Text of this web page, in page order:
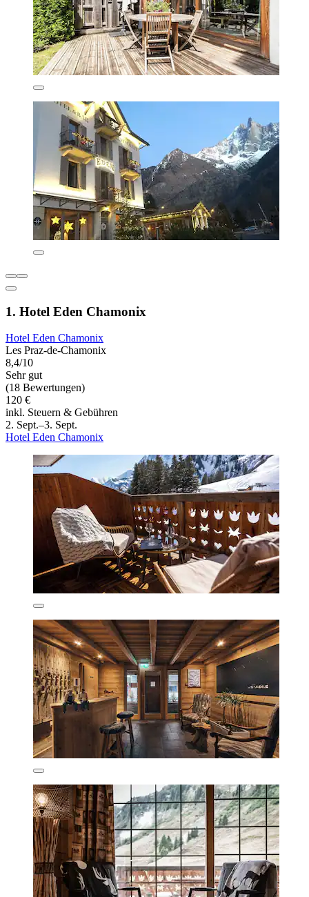
1. Hotel Eden Chamonix
Hotel Eden Chamonix
Les Praz-de-Chamonix
8,4/10
Sehr gut
(18 Bewertungen)
120 €
inkl. Steuern & Gebühren
2. Sept.–3. Sept.
Hotel Eden Chamonix